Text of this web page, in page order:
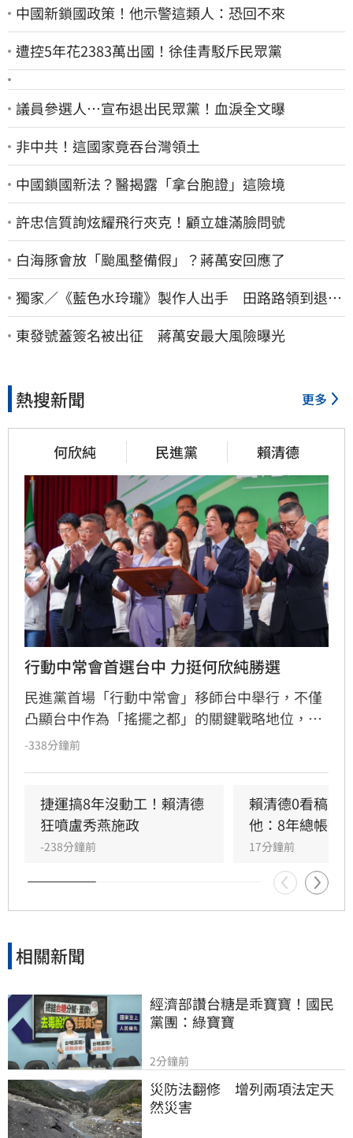
中國新鎖國政策！他示警這類人：恐回不來
遭控5年花2383萬出國！徐佳青駁斥民眾黨
議員參選人…宣布退出民眾黨！血淚全文曝
非中共！這國家竟吞台灣領土
中國鎖國新法？醫揭露「拿台胞證」這險境
許忠信質詢炫耀飛行夾克！顧立雄滿臉問號
白海豚會放「颱風整備假」？蔣萬安回應了
獨家／《藍色水玲瓏》製作人出手 田路路領到退休
金！隱忍6年吐內幕
東發號蓋簽名被出征 蔣萬安最大風險曝光
熱搜新聞 更多
何欣純 民進黨 賴清德
行動中常會首選台中 力挺何欣純勝選
民進黨首場「行動中常會」移師台中舉行，不僅
凸顯台中作為「搖擺之都」的關鍵戰略地位，更
展現中央對中台灣選情的重視。透過集結黨內要
心，擴大支持基礎。會議中由賴清德、蔡其昌與
何欣純連線助陣，從國政延伸至市政議題，展現
細膩的選戰節奏與攻防論述。透過全國媒體實地
報導與直播，成功強化何欣純的曝光度，並傳達
民進黨團結一致、深耕地方的政治意象，為年底
選戰打響關鍵的起手式。
-338分鐘前
捷運搞8年沒動工！賴清德
狂噴盧秀燕施政
-238分鐘前
賴清德0看稿嗆
他：8年總帳掀
17分鐘前
相關新聞
經濟部讚台糖是乖寶寶！國民
黨團：綠寶寶
2分鐘前
災防法翻修　增列兩項法定天
然災害